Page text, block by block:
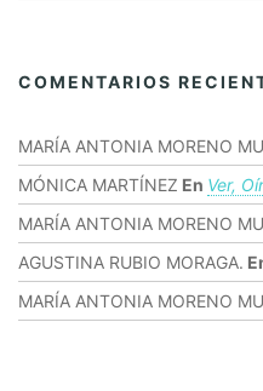
COMENTARIOS
MARÍA ANTONIA MORENO
MÓNICA MARTÍNEZ En Ver,
MARÍA ANTONIA MORENO
AGUSTINA RUBIO MORAGA.
MARÍA ANTONIA MORENO